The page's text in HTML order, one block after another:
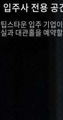
입주사 전용 공
팁스타운 입주 기업
실과 대관홀을 예약